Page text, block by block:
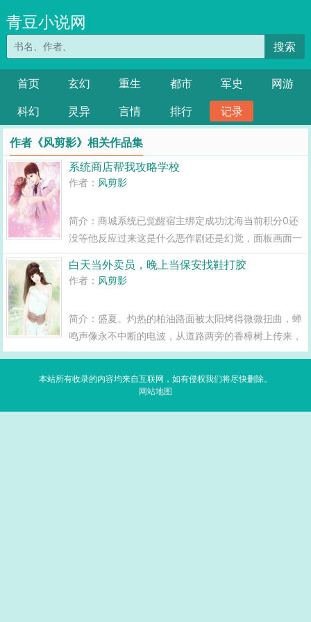
青豆小说网
搜索
首页 玄幻 重生 都市 军史
网游
科幻
灵异 言情 排行 记录
作者《风剪影》相关作品集
系统商店帮我攻略学校
作者： 风剪影
简介：商城系统已觉醒宿主绑定成功沈海当前积分0还
没等他反应过来这是什么恶作剧还是幻觉，面板画面一
叮的一声提示音。新手任务发布...
白天当外卖员，晚上当保安找鞋打胶
作者： 风剪影
简介：盛夏。灼热的柏油路面被太阳烤得微微扭曲，蝉
鸣声像永不中断的电波，从道路两旁的香樟树上传来，
钻进每一个人的耳朵里，搅得人心烦意乱。王明站在铂
湿了一大片，黏糊糊地贴在后背上，像是某种长...
本站所有收录的内容均来自互联网，如有侵权我们将尽快删除。
网站地图